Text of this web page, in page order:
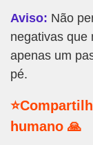
Aviso: Não
negativas que
apenas um
pé.
humano 🙏